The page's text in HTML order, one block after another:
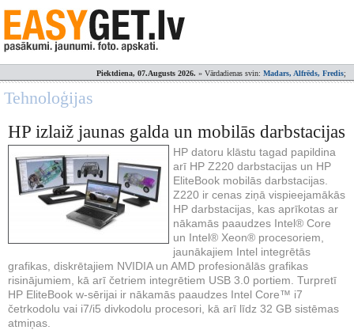
Piektdiena, 07.Augusts 2026. » Vārdadienas svin: Madars, Alfrēds, Fredis;
Tehnoloģijas
HP izlaiž jaunas galda un mobilās darbstacijas
HP datoru klāstu tagad papildina
arī HP Z220 darbstacijas un HP
EliteBook mobilās darbstacijas.
Z220 ir cenas ziņā vispieejamākās
HP darbstacijas, kas aprīkotas ar
nākamās paaudzes Intel® Core
un Intel® Xeon® procesoriem,
jaunākajiem Intel integrētās
grafikas, diskrētajiem NVIDIA un AMD profesionālās grafikas
risinājumiem, kā arī četriem integrētiem USB 3.0 portiem. Turpretī
HP EliteBook w-sērijai ir nākamās paaudzes Intel Core™ i7
četrkodolu vai i7/i5 divkodolu procesori, kā arī līdz 32 GB sistēmas
atmiņas.